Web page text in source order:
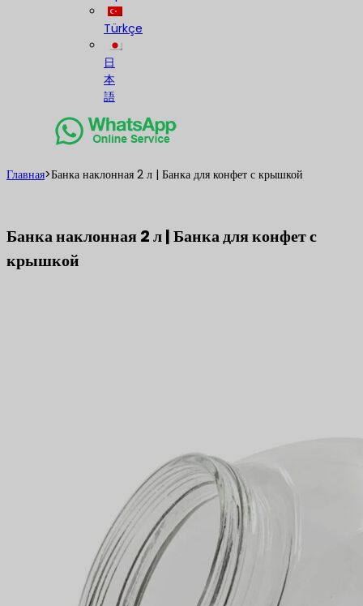
Türkçe
日
本
語
Главная>Банка наклонная 2 л | Банка для конфет с крышкой
Банка наклонная 2 л | Банка для конфет с
крышкой